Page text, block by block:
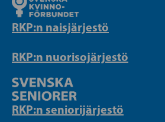
RKP:n naisjärjestö
RKP:n nuorisojärjestö
RKP:n seniorijärjestö